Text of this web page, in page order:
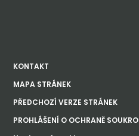
KONTAKT
MAPA STRÁNEK
PŘEDCHOZÍ VERZE STRÁNEK
PROHLÁŠENÍ O OCHRANĚ